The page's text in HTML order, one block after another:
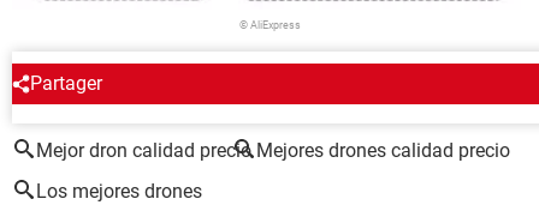
© AliExpress
Partager
ALREDEDOR DEL MISMO TEMA
Mejor dron calidad precio Mejores drones calidad precio
Los mejores drones